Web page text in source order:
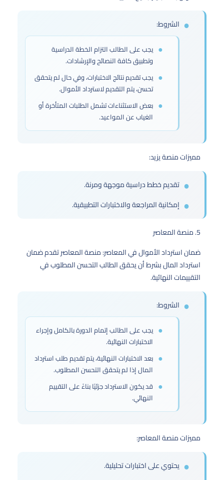
الشروط:
يجب على الطالب التزام الخطة الدراسية
وتطبيق كافة النصائح والإرشادات.
يجب تقديم نتائج الاختبارات، وفي حال لم يتحقق
تحسن، يتم التقديم لاسترداد الأموال.
بعض الاستثناءات تشمل الطلبات المتأخرة أو
الغياب عن المواعيد.
مميزات منصة يزيد:
تقديم خطط دراسية موجهة ومرنة.
إمكانية المراجعة والاختبارات التطبيقية.
5. منصة المعاصر
ضمان استرداد الأموال في المعاصر: منصة المعاصر تقدم ضمان
استرداد المال بشرط أن يحقق الطالب التحسن المطلوب في
التقييمات النهائية.
الشروط:
يجب على الطالب إتمام الدورة بالكامل وإجراء
الاختبارات النهائية.
بعد الاختبارات النهائية، يتم تقديم طلب استرداد
المال إذا لم يتحقق التحسن المطلوب.
قد يكون الاسترداد جزئيًا بناءً على التقييم
النهائي.
مميزات منصة المعاصر:
يحتوي على اختبارات تحليلية.